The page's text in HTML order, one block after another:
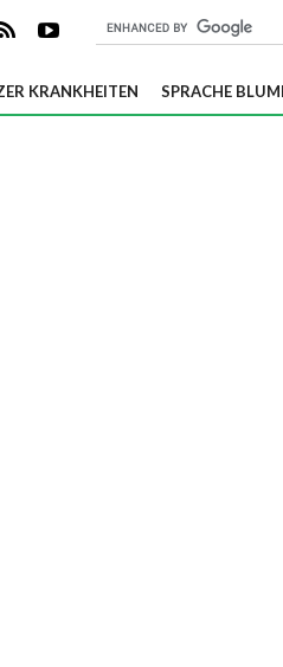
KRANKHEITEN SPRACHE